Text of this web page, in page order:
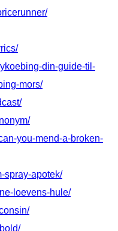
din-guide-til-
mors/
you-mend-a-broken-
spray-apotek/
loevens-hule/